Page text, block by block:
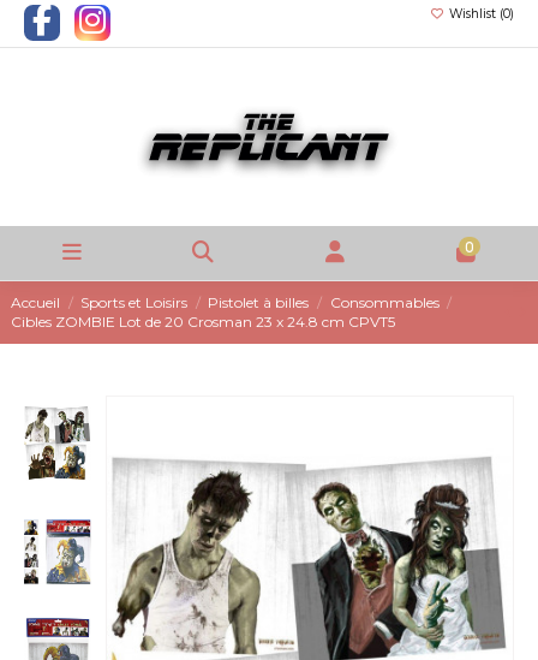
Wishlist (0)
0
Accueil Sports et Loisirs Pistolet à billes
Consommables
Cibles ZOMBIE Lot de 20 Crosman 23 x 24.8 cm CPVT5